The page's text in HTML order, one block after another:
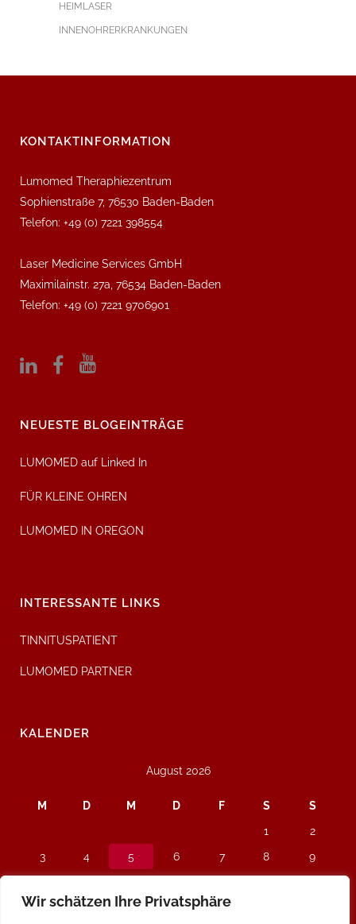
Wir schätzen Ihre Privatsphäre
HEIMLASER
INNENOHRERKRANKUNGEN
KONTAKTINFORMATION
Lumomed Theraphiezentrum
Sophienstraße 7, 76530 Baden-Baden
Telefon: +49 (0) 7221 398554
Laser Medicine Services GmbH
Maximilainstr. 27a, 76534 Baden-Baden
Telefon: +49 (0) 7221 9706901
NEUESTE BLOGEINTRÄGE
LUMOMED auf Linked In
FÜR KLEINE OHREN
LUMOMED IN OREGON
INTERESSANTE LINKS
TINNITUSPATIENT
LUMOMED PARTNER
KALENDER
August 2026
M D M D F S
S
1
2
3
4 5 6 7 8
9
17
18 19 20 21